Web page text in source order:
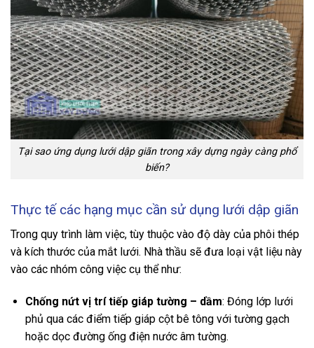
Tại sao ứng dụng lưới dập giãn trong xây dựng ngày càng phổ
biến?
Thực tế các hạng mục cần sử dụng lưới dập giãn
Trong quy trình làm việc, tùy thuộc vào độ dày của phôi thép
và kích thước của mắt lưới. Nhà thầu sẽ đưa loại vật liệu này
vào các nhóm công việc cụ thể như:
Chống nứt vị trí tiếp giáp tường – dầm: Đóng lớp lưới
phủ qua các điểm tiếp giáp cột bê tông với tường gạch
hoặc dọc đường ống điện nước âm tường.